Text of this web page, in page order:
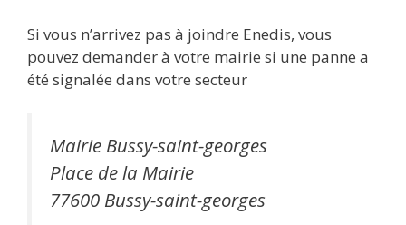
Si vous n’arrivez pas à joindre Enedis, vous
pouvez demander à votre mairie si une panne a
été signalée dans votre secteur
Mairie Bussy-saint-georges
Place de la Mairie
77600 Bussy-saint-georges